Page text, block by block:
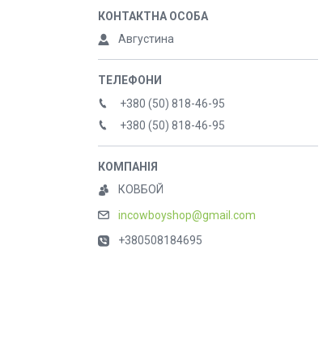
Августина
+380 (50) 818-46-95
+380 (50) 818-46-95
КОВБОЙ
incowboyshop@gmail.com
+380508184695